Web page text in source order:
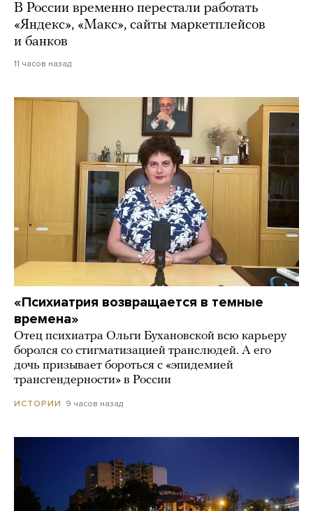
В России временно перестали работать
«Яндекс», «Макс», сайты маркетплейсов
и банков
11 часов назад
«Психиатрия возвращается в темные
времена»
Отец психиатра Ольги Бухановской всю карьеру
боролся со стигматизацией транслюдей. А его
дочь призывает бороться с «эпидемией
трансгендерности» в России
ИСТОРИИ 9 часов назад